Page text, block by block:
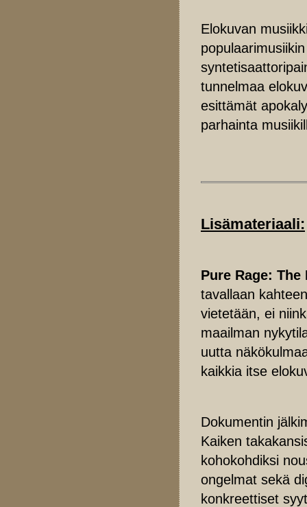
Elokuvan
tunnelmaa
esittämät
parhainta
Lisämateriaali:
Pure Rage:
tavallaan
vietetään, ei
maailman
uutta
kaikkia itse
Dokumentin
Kaiken
kohokohdiksi
ongelmat sekä
konkreettiset